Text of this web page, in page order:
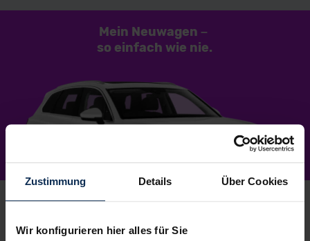
Zustimmung Details Über Cookies
Wir konfigurieren hier alles für Sie
Mein Neuwagen –
so einfach wie nie.